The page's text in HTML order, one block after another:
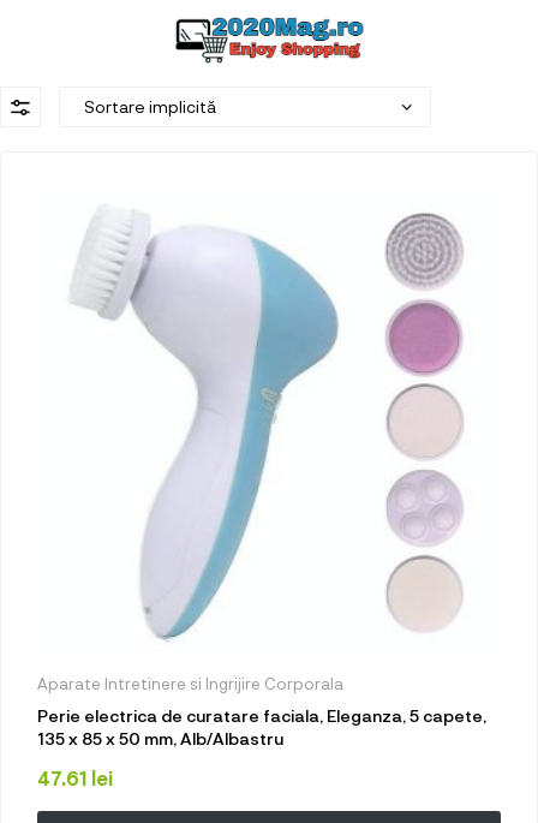
Aparate Intretinere si Ingrijire Corporala
Perie electrica de curatare faciala, Eleganza, 5 capete,
135 x 85 x 50 mm, Alb/Albastru
47.61 lei